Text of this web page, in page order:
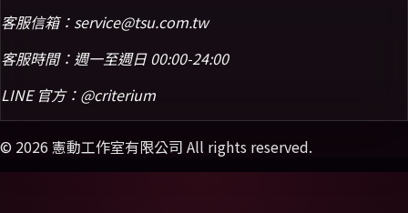
客服信箱： service@tsu.com.tw
客服時間：週一至週日 00:00-24:00
LINE 官方： @criterium
© 2026 憲動工作室有限公司 All rights reserved.